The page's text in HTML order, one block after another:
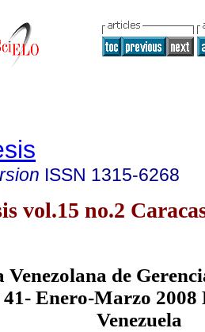
ISSN 1315-6268
vol.15 no.2
Venezolana de
41- Enero-Marzo
Venezuela